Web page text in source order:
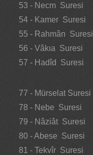
53 - Necm Suresi
54 - Kamer Suresi
55 - Rahmân Suresi
56 - Vâkıa Suresi
57 - Hadîd Suresi
77 - Mürselat Suresi
78 - Nebe Suresi
79 - Nâziât Suresi
80 - Abese Suresi
81 - Tekvîr Suresi